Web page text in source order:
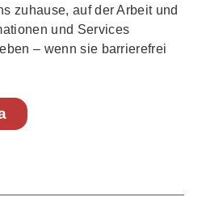
zuhause, auf der Arbeit und
und Services
– wenn sie barrierefrei